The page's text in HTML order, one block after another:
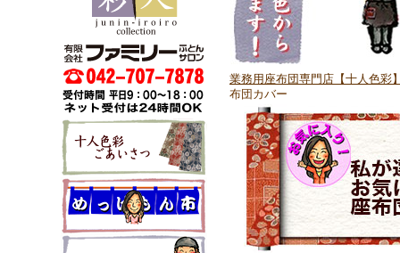
業務用座布団専門店【十人色
布団カバー